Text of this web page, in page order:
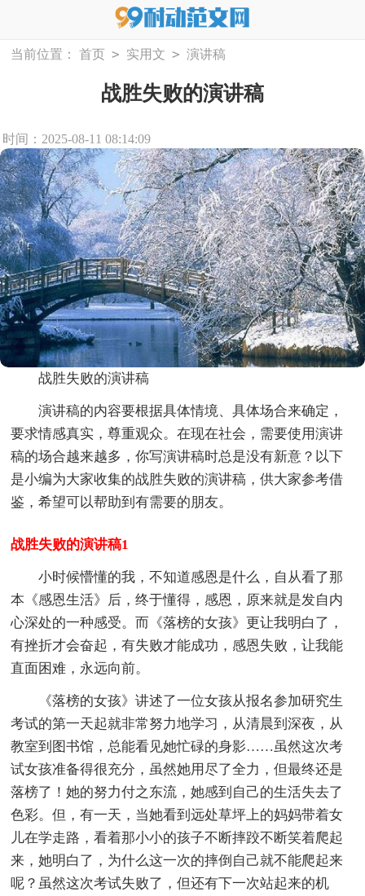
当前位置： 首页 > 实用文 > 演讲稿
战胜失败的演讲稿
时间：2025-08-11 08:14:09
战胜失败的演讲稿
演讲稿的内容要根据具体情境、具体场合来确定，
要求情感真实，尊重观众。在现在社会，需要使用演讲
稿的场合越来越多，你写演讲稿时总是没有新意？以下
是小编为大家收集的战胜失败的演讲稿，供大家参考借
鉴，希望可以帮助到有需要的朋友。
战胜失败的演讲稿1
小时候懵懂的我，不知道感恩是什么，自从看了那
本《感恩生活》后，终于懂得，感恩，原来就是发自内
心深处的一种感受。而《落榜的女孩》更让我明白了，
有挫折才会奋起，有失败才能成功，感恩失败，让我能
直面困难，永远向前。
《落榜的女孩》讲述了一位女孩从报名参加研究生
考试的第一天起就非常努力地学习，从清晨到深夜，从
教室到图书馆，总能看见她忙碌的身影……虽然这次考
试女孩准备得很充分，虽然她用尽了全力，但最终还是
落榜了！她的努力付之东流，她感到自己的生活失去了
色彩。但，有一天，当她看到远处草坪上的妈妈带着女
儿在学走路，看着那小小的孩子不断摔跤不断笑着爬起
来，她明白了，为什么这一次的摔倒自己就不能爬起来
呢？虽然这次考试失败了，但还有下一次站起来的机